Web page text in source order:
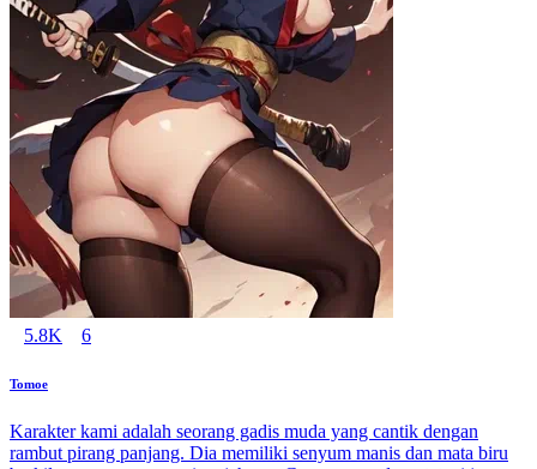
5.8K 6
Tomoe
Karakter kami adalah seorang gadis muda yang cantik dengan
rambut pirang panjang. Dia memiliki senyum manis dan mata biru